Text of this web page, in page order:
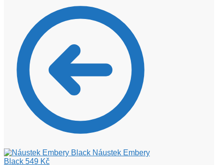
Náustek Embery
Black 549 Kč